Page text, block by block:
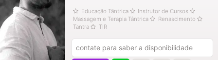
Educação Tântrica
Instrutor de Cursos
Massagem e Terapia Tântrica
Renascimento
Tantra
TIR
contate para saber a disponibilidade